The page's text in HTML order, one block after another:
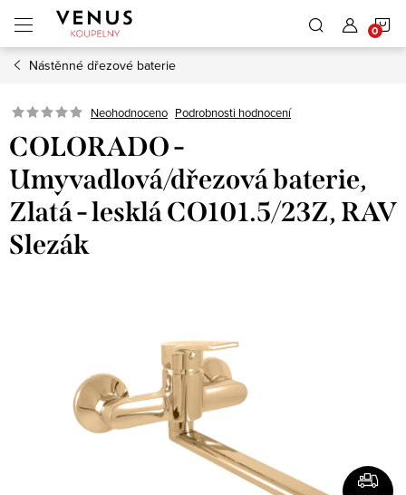
obsah
Nástěnné dřezové baterie
Neohodnoceno Podrobnosti hodnocení
COLORADO -
Umyvadlová/dřezová baterie,
Zlatá - lesklá CO101.5/23Z, RAV
Slezák